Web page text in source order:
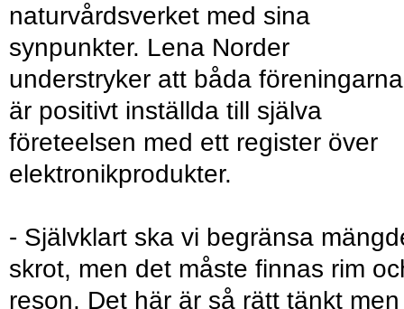
naturvårdsverket med sina
synpunkter. Lena Norder
understryker att båda föreningarna
är positivt inställda till själva
företeelsen med ett register över
elektronikprodukter.
- Självklart ska vi begränsa
skrot, men det måste finnas rim
reson. Det här är så rätt tänkt men